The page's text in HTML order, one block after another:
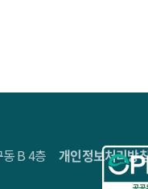
동 B 4층개인정보처리방